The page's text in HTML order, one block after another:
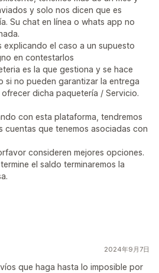
y solo nos dicen que es
Su chat en línea o whats app no
explicando el caso a un supuesto
en contestarlos
es la que gestiona y se hace
si no pueden garantizar la entrega
dicha paquetería / Servicio.
con esta plataforma, tendremos
cuentas que tenemos asociadas con
consideren mejores opciones.
el saldo terminaremos la
2024年9月7日
que haga hasta lo imposible por